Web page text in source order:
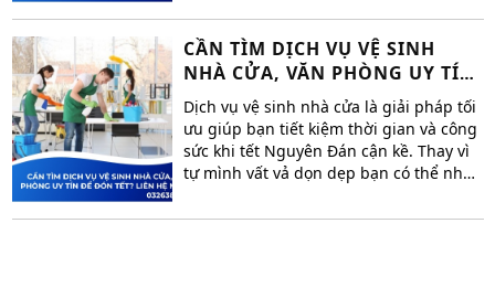
hiện vệ sinh cơ sở kinh doanh? Hãy
cùng công ty vệ sinh công nghiệp
Hoàng Việt SG tìm giải pháp tối ưu để
giữ cho không gian luôn sạch đẹp.
CẦN TÌM DỊCH VỤ VỆ SINH
NHÀ CỬA, VĂN PHÒNG UY TÍN
ĐỂ ĐÓN TẾT? LIÊN HỆ NGAY
0326381568
Dịch vụ vệ sinh nhà cửa là giải pháp tối
ưu giúp bạn tiết kiệm thời gian và công
sức khi tết Nguyên Đán cận kề. Thay vì
tự mình vất vả dọn dẹp bạn có thể nhờ
không gian sống sạch sẽ, ấm áp, sẵn